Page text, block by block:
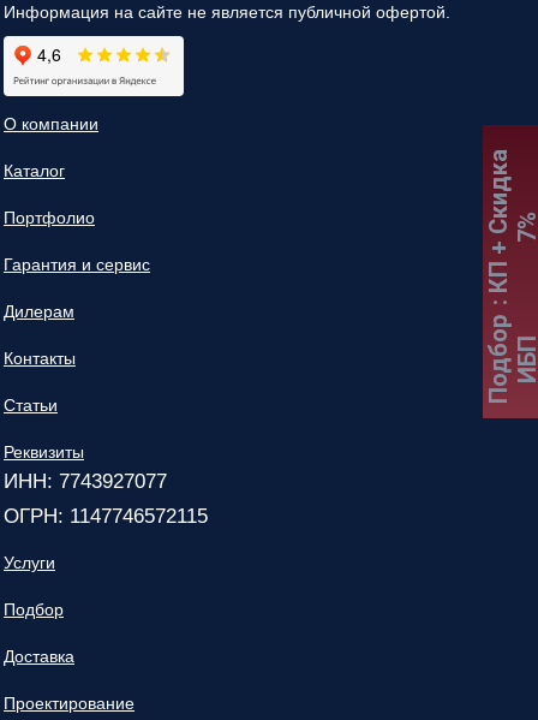
Информация на сайте не является публичной офертой.
О компании
Каталог
Портфолио
Гарантия и сервис
Дилерам
Контакты
Статьи
Реквизиты
ИНН: 7743927077
ОГРН: 1147746572115
Услуги
Подбор
Доставка
Проектирование
Подбор
:
К
П
+
С
к
и
д
к
а
7